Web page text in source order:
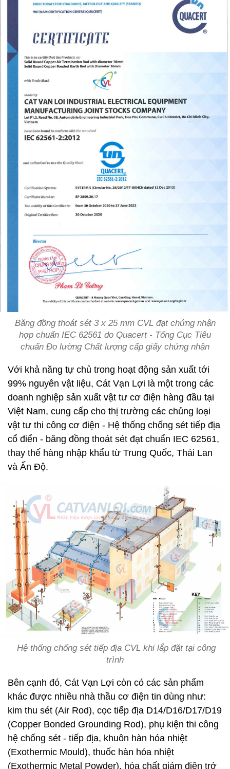
Băng đồng thoát sét 3 x 25 mm CVL đạt chứng nhận
hợp chuẩn IEC 62561 do Quacert - Tổng Cục Tiêu
chuẩn Đo lường Chất lượng cấp giấy chứng nhận
Với khả năng tự chủ trong hoạt động sản xuất tới
99% nguyên vật liệu, Cát Vạn Lợi là một trong các
doanh nghiệp sản xuất vật tư cơ điện hàng đầu tại
Việt Nam, cung cấp cho thị trường các chủng loại
vật tư thi công cơ điện - Hệ thống chống sét tiếp địa
cổ điển - băng đồng thoát sét đạt chuẩn IEC 62561,
thay thế hàng nhập khẩu từ Trung Quốc, Thái Lan
và Ấn Độ.
Hệ thống chống sét tiếp địa CVL khi lắp đặt tại công
trình
Bên cạnh đó, Cát Vạn Lợi còn có các sản phẩm
khác được nhiều nhà thầu cơ điện tin dùng như:
kim thu sét (Air Rod), cọc tiếp địa D14/D16/D17/D19
(Copper Bonded Grounding Rod), phụ kiện thi công
hệ chống sét - tiếp địa, khuôn hàn hóa nhiệt
(Exothermic Mould), thuốc hàn hóa nhiệt
(Exothermic Metal Powder), hóa chất giảm điện trở